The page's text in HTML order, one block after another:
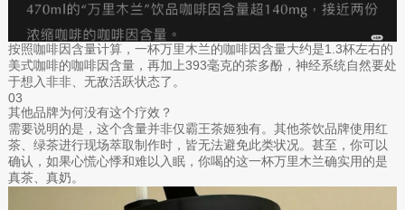
按照咖啡因含量计算，一杯万里木兰的咖啡因含量大约是1.3杯左右的
美式咖啡的咖啡因含量，再加上393毫克的茶多酚，神经系统自然要处
于想入非非、无敌活跃状态了。
03
其他品牌为何没有这个疗效？
需要说明的是，这个含量并非仅霸王茶姬独有。其他茶饮品牌使用红
茶、绿茶进行现场萃取制作时，皆无法避免此类状况。甚至，你可以
确认，如果心慌心悸和难以入眠，你喝的这一杯万里木兰确实用的是
真茶、真奶。